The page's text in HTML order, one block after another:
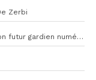
Zerbi
Restes, Atubolu, Bulka… L’OM galère pour son futur gardien numéro 1